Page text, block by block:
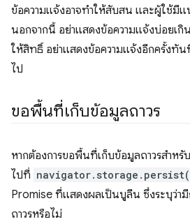
ข้อความแจ้งอาจทําให้สับสน และผู้ใช้มี
นอกจากนี้ อย่าแสดงข้อความแจ้งบ่อยเกิ
ให้สิทธิ์ อย่าแสดงข้อความแจ้งอีกครั้งทั
ไป
ขอพื้นที่เก็บข้อมูลถาวร
หากต้องการขอพื้นที่เก็บข้อมูลถาวรสำหรั
ไปที่
Promise ที่แสดงผลเป็นบูลีน ซึ่งระบุว่า
ถาวรหรือไม่